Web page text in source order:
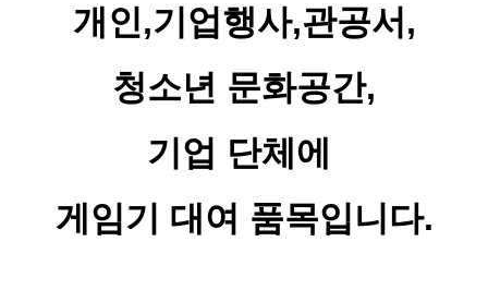
개인,기업행사,관공서,
청소년 문화공간,
기업 단체에
게임기 대여 품목입니다.